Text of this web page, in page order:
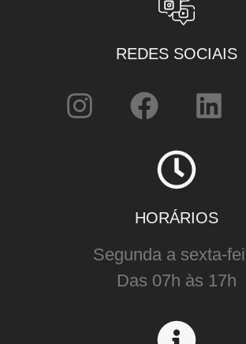
REDES SOCIAIS
HORÁRIOS
Segunda a sexta-
Das 07h às 17h